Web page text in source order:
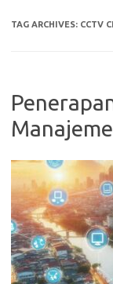
TAG ARCHIVES: CCTV